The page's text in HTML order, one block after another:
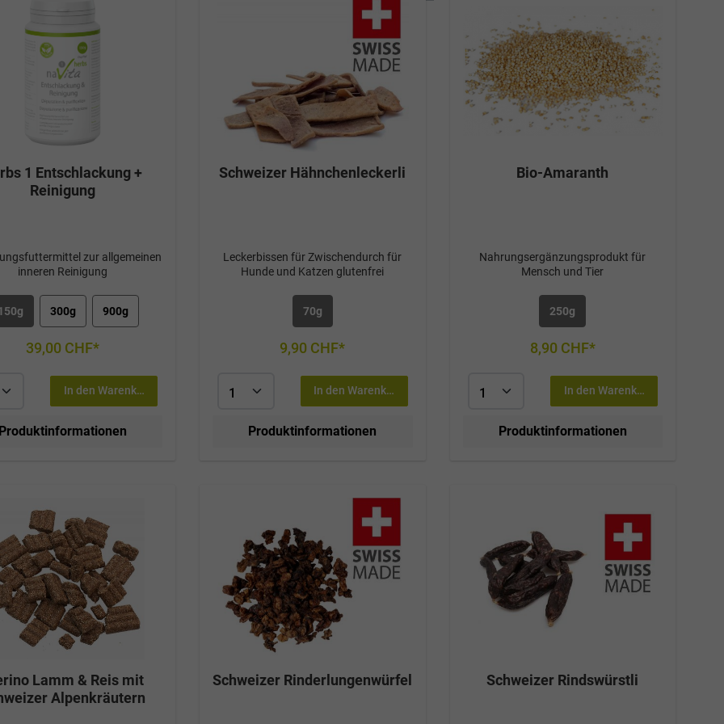
Räucheraromafür grosse und kleine
saisonalem Gemüse schonend
hergestellt Keine künstlichen
ZusätzeHohe AkzeptanzEinfache
Portionierung, leicht in Würfel zu
schneiden Fütterungsempfehlung pro
Tag: Kleine/mittlere Hunde: 30g/kg
Körpergewicht Grosse Hunde: 20g/kg
Körpergewicht Katzen: 55g/kg
Naturprodukt ohne Zusatzstoffe. Bei
1 Entschlackung +
Reinigung
zur allgemeinen
inneren Reinigung
300g 900g
39,00 CHF*
In den Warenkorb
Produktinformationen
Schweizer Hähnchenleckerli
Leckerbissen für Zwischendurch für
Hunde und Katzen glutenfrei
70g
9,90 CHF*
In den Warenkorb
Produktinformationen
Bio-Amaranth
Nahrungsergänzungsprodukt für
Mensch und Tier
250g
8,90 CHF*
In den Warenkorb
Produktinformationen
Lamm & Reis mit
Alpenkräutern
Schweizer Rinderlungenwürfel Schweizer Rindswürstli